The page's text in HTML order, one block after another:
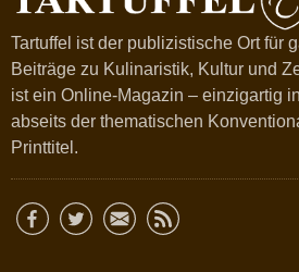
Tartuffel ist der publizistische Ort für
Beiträge zu Kulinaristik, Kultur und
ist ein Online-Magazin – einzigartig
abseits der thematischen
Printtitel.